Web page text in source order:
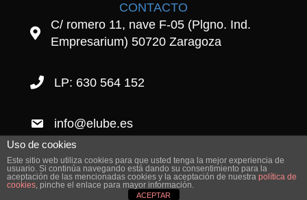
CONTACTO
C/ romero 11, nave F-05 (Plgno. Ind.
Empresarium) 50720 Zaragoza
LP: 630 564 152
info@elube.es
© 2026 Elube. Aspiración y Filtración Industrial. |Powered byBeaver
Builder
Uso de cookies
Este sitio web utiliza cookies para que usted tenga la mejor experiencia de
usuario. Si continúa navegando está dando su consentimiento para la
aceptación de las mencionadas cookies y la aceptación de nuestra política de
cookies, pinche el enlace para mayor información.
ACEPTAR